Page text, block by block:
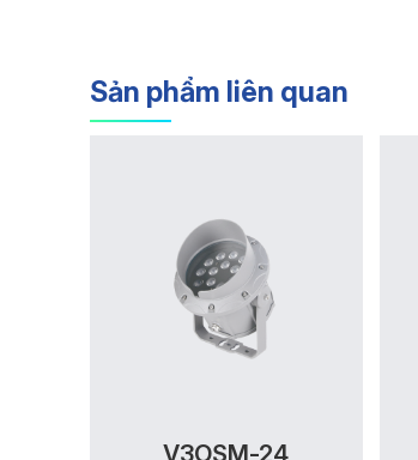
Sản phẩm liên quan
V3OSM-24